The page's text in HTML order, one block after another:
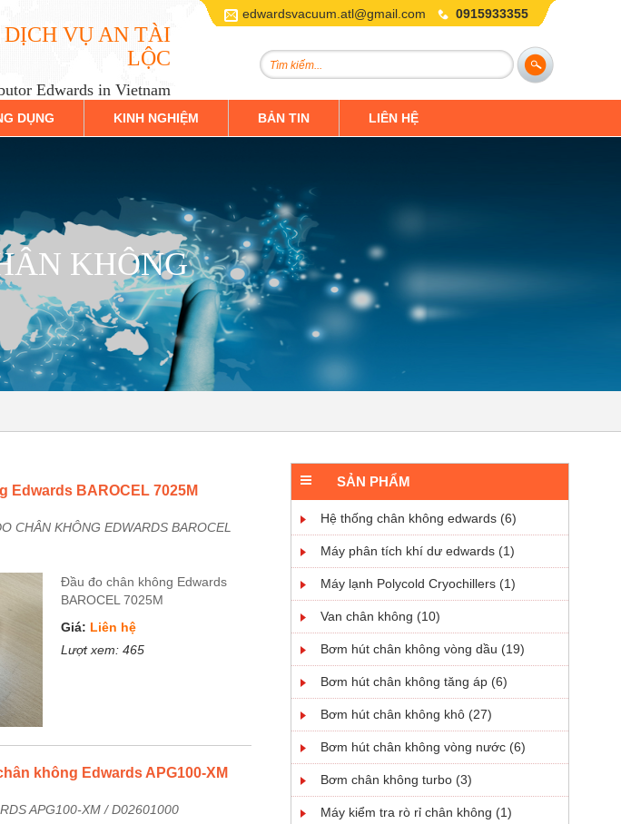
VỤ AN TÀI
LỘC
Edwards in Vietnam
edwardsvacuum.atl@gmail.com 0915933355
DỤNG KINH NGHIỆM BẢN TIN LIÊN HỆ
KHÔNG
Edwards BAROCEL 7025M
CHÂN KHÔNG EDWARDS BAROCEL
Đầu đo chân không Edwards
BAROCEL 7025M
Giá: Liên hệ
Lượt xem:465
không Edwards APG100-XM
APG100-XM / D02601000
SẢN PHẨM
Hệ thống chân không edwards (6)
Máy phân tích khí dư edwards (1)
Máy lạnh Polycold Cryochillers (1)
Van chân không (10)
Bơm hút chân không vòng dầu (19)
Bơm hút chân không tăng áp (6)
Bơm hút chân không khô (27)
Bơm hút chân không vòng nước (6)
Bơm chân không turbo (3)
Máy kiểm tra rò rỉ chân không (1)